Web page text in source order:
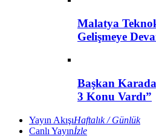
Malatya
Gelişmeye
Başkan
3 Konu Vardı”
Yayın AkışıHaftalık / Günlük
Canlı Yayınİzle